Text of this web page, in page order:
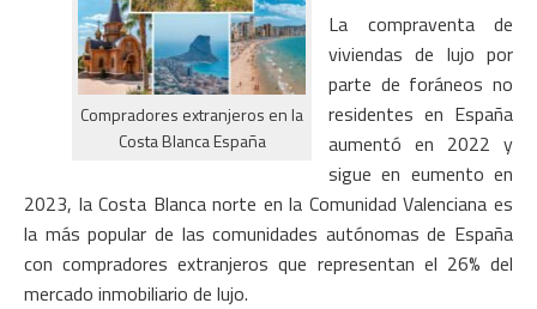
Compradores extranjeros en la
Costa Blanca España
La compraventa de
viviendas de lujo por
parte de foráneos no
residentes en España
aumentó en 2022 y
sigue en eumento en
2023, la Costa Blanca norte en la Comunidad Valenciana es
la más popular de las comunidades autónomas de España
con compradores extranjeros que representan el 26% del
mercado inmobiliario de lujo.